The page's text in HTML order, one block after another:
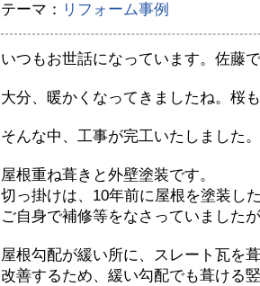
テーマ： リフォーム事例
いつもお世話になっています。佐藤で
大分、暖かくなってきましたね。桜
そんな中、工事が完工いたしました。
屋根重ね葺きと外壁塗装です。
切っ掛けは、10年前に屋根を塗装し
ご自身で補修等をなさっていました
屋根勾配が緩い所に、スレート瓦を
改善するため、緩い勾配でも葺ける